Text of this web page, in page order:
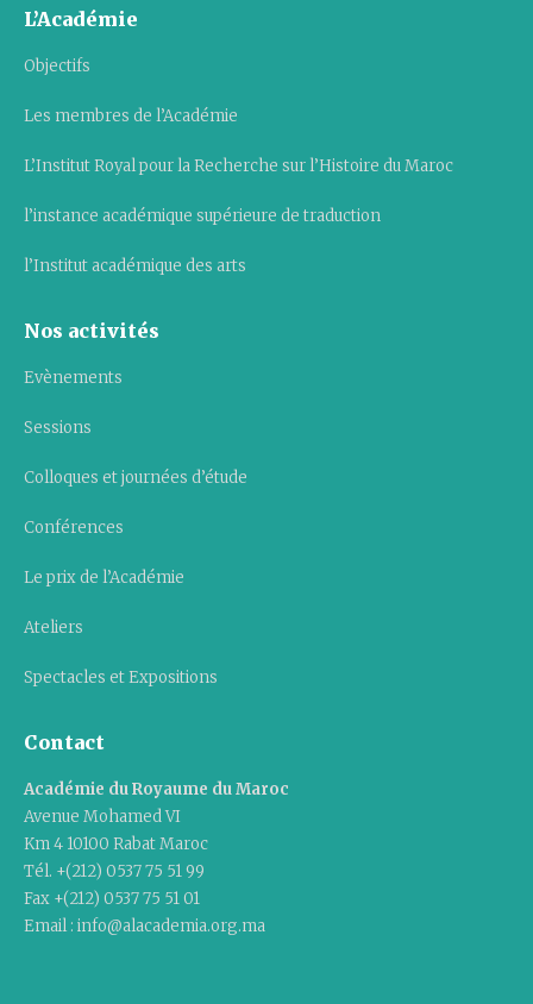
L’Académie
Objectifs
Les membres de l’Académie
L’Institut Royal pour la Recherche sur l’Histoire du Maroc
l’instance académique supérieure de traduction
l’Institut académique des arts
Nos activités
Evènements
Sessions
Colloques et journées d’étude
Conférences
Le prix de l’Académie
Ateliers
Spectacles et Expositions
Contact
Académie du Royaume du Maroc
Avenue Mohamed VI
Km 4 10100 Rabat Maroc
Tél. +(212) 0537 75 51 99
Fax +(212) 0537 75 51 01
Email : info@alacademia.org.ma